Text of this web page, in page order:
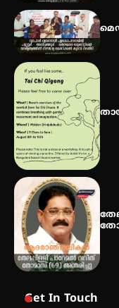
Get In Touch